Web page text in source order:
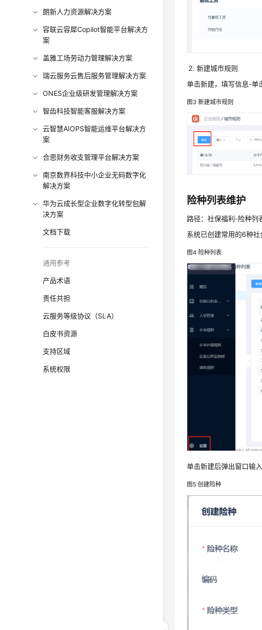
朗新人力资源解决方案
容联云容犀Copilot智能平台解决方
案
盖雅工场劳动力管理解决方案
瑞云服务云售后服务管理解决方案
ONES企业级研发管理解决方案
智齿科技智能客服解决方案
云智慧AIOPS智能运维平台解决方
案
合思财务收支管理平台解决方案
南京数界科技中小企业无码数字化
解决方案
华为云成长型企业数字化转型包解
决方案
文档下载
通用参考
产品术语
责任共担
云服务等级协议（SLA）
白皮书资源
支持区域
系统权限
新建城市规则
单击新建，填写信息-单
图3新建城市规则
险种列表维护
路径：社保福利-险种列
系统已创建常用的6种社
图4 险种列表
单击新建后弹出窗口输
图5创建险种